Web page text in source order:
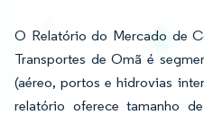
O Relatório do Mercado de
Transportes de Omã é
(aéreo, portos e hidrovias
relatório oferece tamanho